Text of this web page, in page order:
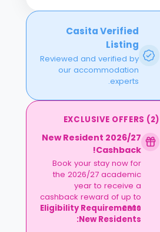
Casita Verified
Listing
Reviewed and verified by
our accommodation
experts.
EXCLUSIVE OFFERS (2)
2026/27 New Resident
Cashback!
Book your stay now for
the 2026/27 academic
year to receive a
cashback reward of up to
£300.
Eligibility Requirements
New Residents: